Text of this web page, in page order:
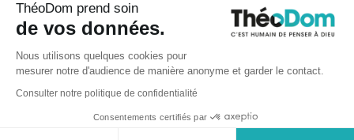
ThéoDom prend soin
de vos données.
Nous utilisons quelques cookies pour
mesurer notre d'audience de manière anonyme et garder le contact.
Consulter notre politique de confidentialité
Consentements certifiés par